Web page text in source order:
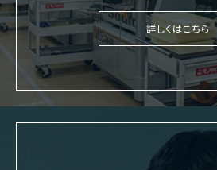
詳しくはこちら